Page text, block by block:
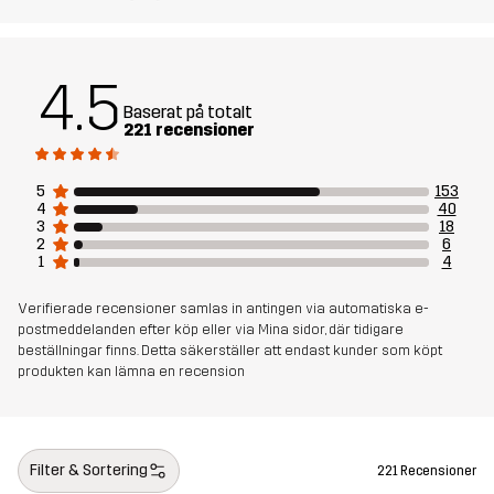
80% Polyester (Återvunnen), 20% Bomull
Mesh
95% Polyester (Återvunnen), 5%
Polyester
Skapad för VANDRING ALL-ROUND
4.5 Baserat på totalt
221 recensioner
5
153
4
40
3
18
2
6
1
4
Verifierade recensioner samlas in antingen via automatiska e-
postmeddelanden efter köp eller via Mina sidor, där tidigare
beställningar finns. Detta säkerställer att endast kunder som köpt
produkten kan lämna en recension
Filter & Sortering 221 Recensioner